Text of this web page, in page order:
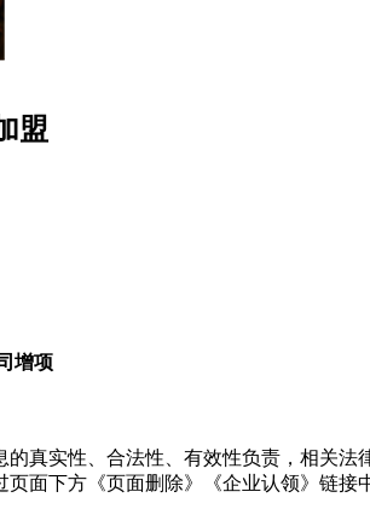
盟
增项
真实性、合法性、有效性负责，相关法
面下方《页面删除》《企业认领》链